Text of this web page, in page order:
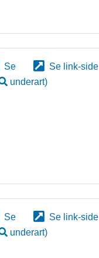
Se
Se link-side
underart)
Se
Se link-side
underart)